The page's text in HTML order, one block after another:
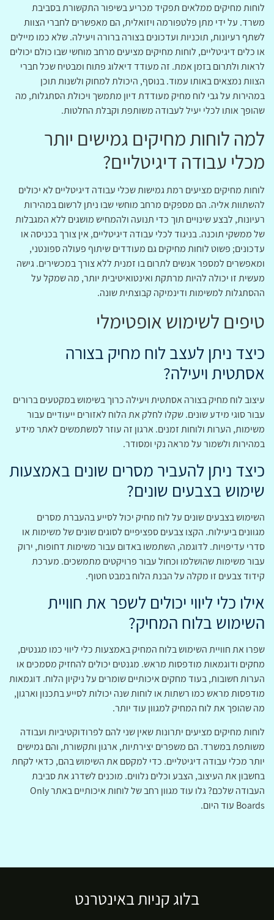
לוחות מחיקים ממלאים תפקיד מכריע בשיפור התקשורת בסביבת
משרד. על ידי מתן פלטפורמה ויזואלית, הם מאפשרים לחברי הצוות
לשתף רעיונות, תוכניות ועדכונים בצורה ברורה ויעילה. שלא כמו מיילים
או כלים דיגיטליים, לוחות מחיקים מציעים מרחב מוחשי שבו כולם יכולים
לראות ולתרום בזמן אמת. זה מעודד דיאלוג פתוח ומבטיח שכל חברי
הצוות נמצאים באותו עמוד. בנוסף, היכולת למחוק ולשנות תוכן
במהירות על גבי לוח מחיק מעודדת דיון מתמשך ויכולת הסתגלות, מה
שהופך אותו לכלי יעיל לעבודה משותפת וקבלת החלטות.
למה לוחות מחיקים גמישים יותר
מכלי עבודה דיגיטליים?
לוחות מחיקים מציעים רמת גמישות שכלי עבודה דיגיטליים לא יכולים
להשתוות אליה. הם מספקים מרחב מוחשי שבו ניתן לרשום במהירות
רעיונות, לבצע שינויים תוך כדי תנועה ולהמחיש מושגים ללא המגבלות
של ממשקי תוכנה. בניגוד לכלי עבודה דיגיטליים, אין צורך בכניסה או
עדכונים; פשוט לוחות מחיקים גם מעודדים שיתוף פעולה ספונטני,
ומאפשרים למספר אנשים לתרום בו זמנית ללא צורך במכשירים. גישה
מעשית זו יכולה להיות מרתקת ואינטואיטיבית יותר, מה שמקל על
ההסתגלות למשימות ודינמיקה קבוצתית שונה.
טיפים לשימוש אופטימלי
כיצד ניתן לעצב לוח מחיק בצורה
אסתטית ויעילה?
עיצוב לוח מחיק בצורה אסתטית ויעילה כרוך בשימוש במקטעים ברורים
עבור סוגי מידע שונים. שקלו לחלק את הלוח לאזורים ייעודיים עבור
משימות, הערות ולוחות זמנים. ארגון זה עוזר למשתמשים לאתר מידע
במהירות ולשמור על מראה נקי ומסודר.
כיצד ניתן להעביר מסרים שונים באמצעות
שימוש בצבעים שונים?
השימוש בצבעים שונים על לוח מחיק יכול לסייע בהעברת מסרים
מגוונים ביעילות. הקצו צבעים ספציפיים לסוגים שונים של משימות או
סדרי עדיפויות. לדוגמה, השתמשו באדום עבור משימות דחופות, ירוק
עבור משימות שהושלמו וכחול עבור פרויקטים מתמשכים. מערכת
קידוד צבעים זו מקלה על הבנת הלוח במבט חטוף.
אילו כלי ליווי יכולים לשפר את חוויית
השימוש בלוח המחיק?
שפרו את חוויית השימוש בלוח המחיק באמצעות כלי ליווי כמו מגנטים,
מחקים ודוגמאות מודפסות מראש. מגנטים יכולים להחזיק מסמכים או
הערות חשובות, בעוד מחקים איכותיים שומרים על ניקיון הלוח. דוגמאות
מודפסות מראש כמו רשתות או לוחות שנה יכולות לסייע בתכנון וארגון,
מה שהופך את לוח המחיק למגוון עוד יותר.
לוחות מחיקים מציעים יתרונות שאין שני להם לפרודוקטיביות ועבודה
משותפת במשרד. הם משפרים יצירתיות, ארגון ותקשורת, והם גמישים
יותר מכלי עבודה דיגיטליים. כדי למקסם את השימוש בהם, כדאי לקחת
בחשבון את העיצוב, הצבע וכלים נלווים. מוכנים לשדרג את סביבת
העבודה שלכם? גלו עוד מגוון רחב של לוחות איכותיים באתר Only
Boards עוד היום.
בלוג קניות באינטרנט